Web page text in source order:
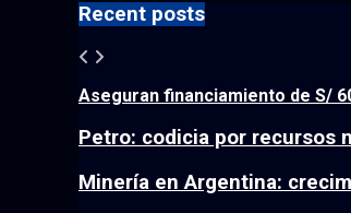
Recent posts
Aseguran financiamiento de S/
Petro: codicia por recursos
Minería en Argentina: